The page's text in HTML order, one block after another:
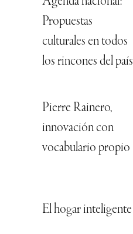
Propuestas
culturales en todos
los rincones del país
Pierre Rainero,
innovación con
vocabulario propio
El hogar inteligente